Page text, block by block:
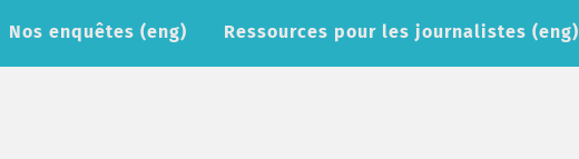
Nos enquêtes (eng) Ressources pour les journalistes (eng)